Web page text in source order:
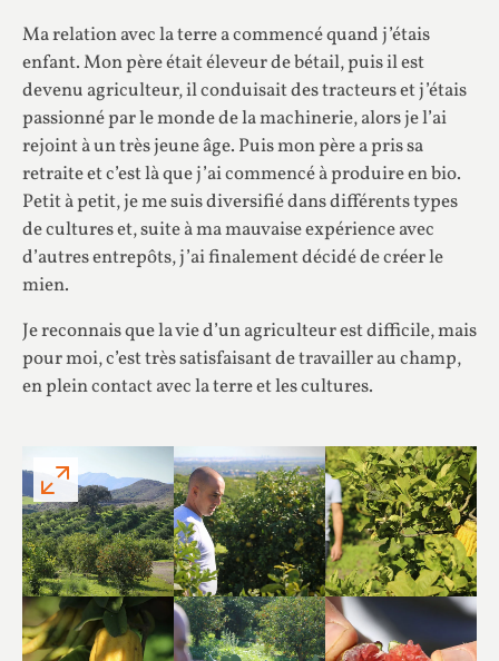
Ma relation avec la terre a commencé quand j’étais
enfant. Mon père était éleveur de bétail, puis il est
devenu agriculteur, il conduisait des tracteurs et j’étais
passionné par le monde de la machinerie, alors je l’ai
rejoint à un très jeune âge. Puis mon père a pris sa
retraite et c’est là que j’ai commencé à produire en bio.
Petit à petit, je me suis diversifié dans différents types
de cultures et, suite à ma mauvaise expérience avec
d’autres entrepôts, j’ai finalement décidé de créer le
mien.
Je reconnais que la vie d’un agriculteur est difficile, mais
pour moi, c’est très satisfaisant de travailler au champ,
en plein contact avec la terre et les cultures.